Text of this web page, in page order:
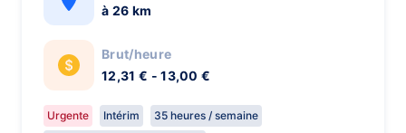
à 26 km
Brut/heure
12,31 € - 13,00 €
Urgente Intérim
35 heures / semaine